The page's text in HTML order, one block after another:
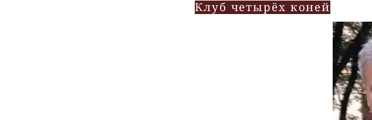
Клуб четырёх коней